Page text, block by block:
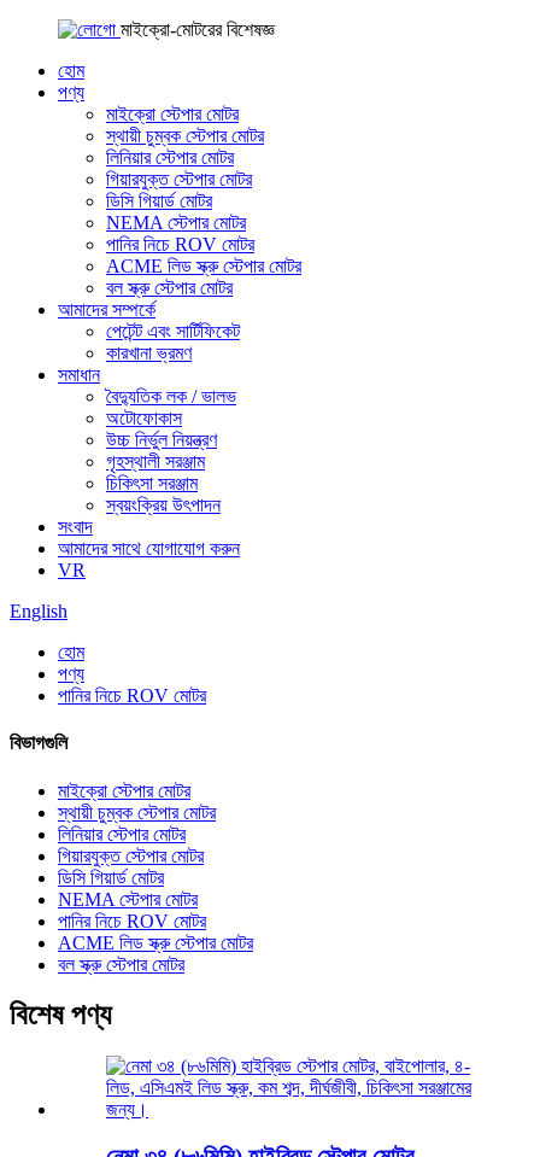
মাইক্রো-মোটরের বিশেষজ্ঞ
হোম
পণ্য
মাইক্রো স্টেপার মোটর
স্থায়ী চুম্বক স্টেপার মোটর
লিনিয়ার স্টেপার মোটর
গিয়ারযুক্ত স্টেপার মোটর
ডিসি গিয়ার্ড মোটর
NEMA স্টেপার মোটর
পানির নিচে ROV মোটর
ACME লিড স্ক্রু স্টেপার মোটর
বল স্ক্রু স্টেপার মোটর
আমাদের সম্পর্কে
পেটেন্ট এবং সার্টিফিকেট
কারখানা ভ্রমণ
সমাধান
বৈদ্যুতিক লক / ভালভ
অটোফোকাস
উচ্চ নির্ভুল নিয়ন্ত্রণ
গৃহস্থালী সরঞ্জাম
চিকিৎসা সরঞ্জাম
স্বয়ংক্রিয় উৎপাদন
সংবাদ
আমাদের সাথে যোগাযোগ করুন
VR
English
হোম
পণ্য
পানির নিচে ROV মোটর
বিভাগগুলি
মাইক্রো স্টেপার মোটর
স্থায়ী চুম্বক স্টেপার মোটর
লিনিয়ার স্টেপার মোটর
গিয়ারযুক্ত স্টেপার মোটর
ডিসি গিয়ার্ড মোটর
NEMA স্টেপার মোটর
পানির নিচে ROV মোটর
ACME লিড স্ক্রু স্টেপার মোটর
বল স্ক্রু স্টেপার মোটর
বিশেষ পণ্য